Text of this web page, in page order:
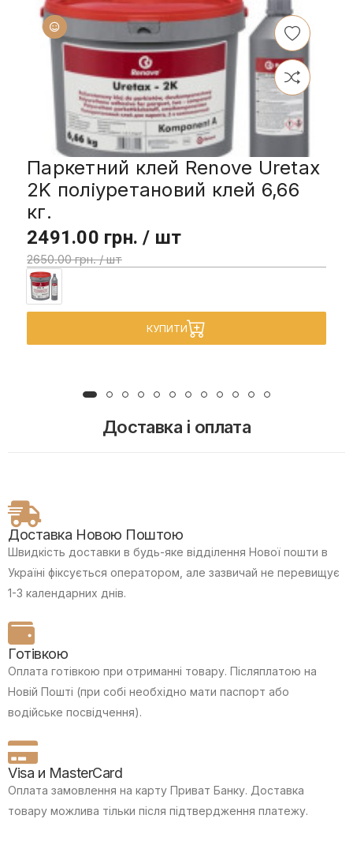
Паркетний клей Renove Uretax
2K поліуретановий клей 6,66
кг.
2491.00 грн. / шт
2650.00 грн. / шт
КУПИТИ
Доставка і оплата
Доставка Новою Поштою
Швидкість доставки в будь-яке відділення Нової пошти в
Україні фіксується оператором, але зазвичай не перевищує
1-3 календарних днів.
Готівкою
Оплата готівкою при отриманні товару. Післяплатою на
Новій Пошті (при собі необхідно мати паспорт або
водійське посвідчення).
Visa и MasterCard
Оплата замовлення на карту Приват Банку. Доставка
товару можлива тільки після підтвердження платежу.